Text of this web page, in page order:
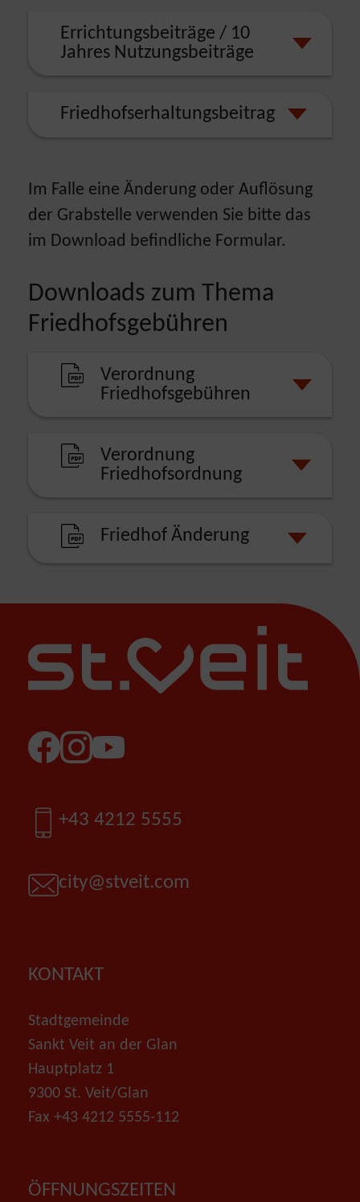
Errichtungsbeiträge / 10
Jahres Nutzungsbeiträge
Friedhofserhaltungsbeitrag
Im Falle eine Änderung oder Auflösung
der Grabstelle verwenden Sie bitte das
im Download befindliche Formular.
Downloads zum Thema
Friedhofsgebühren
Verordnung
Friedhofsgebühren
Verordnung
Friedhofsordnung
Friedhof Änderung
FacebookInstagramYouTube
Telefon
+43 4212 5555
E-Mail
city@stveit.com
KONTAKT
Stadtgemeinde
Sankt Veit an der Glan
Hauptplatz 1
9300 St. Veit/Glan
Fax +43 4212 5555-112
ÖFFNUNGSZEITEN